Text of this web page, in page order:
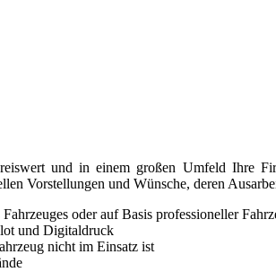
und in einem großen Umfeld Ihre
Vorstellungen und Wünsche, deren
oder auf Basis professioneller
und Digitaldruck
nicht im Einsatz ist